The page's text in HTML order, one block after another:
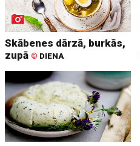
Skābenes dārzā, burkās,
zupā © DIENA